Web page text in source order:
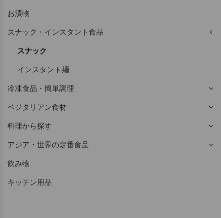
お漬物
スナック・インスタント食品
スナック
インスタント麺
冷凍食品・簡単調理
ベジタリアン食材
料理から探す
アジア・世界の定番食品
飲み物
キッチン用品